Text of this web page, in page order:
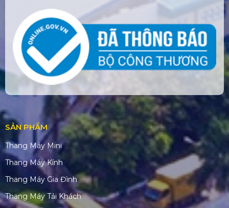
SẢN PHẨM
Thang Máy Mini
Thang Máy Kính
Thang Máy Gia Đình
Thang Máy Tải Khách